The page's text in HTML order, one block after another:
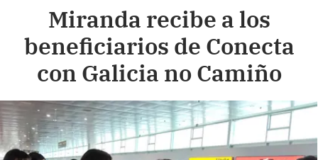
Miranda recibe a los
beneficiarios de Conecta
con Galicia no Camiño